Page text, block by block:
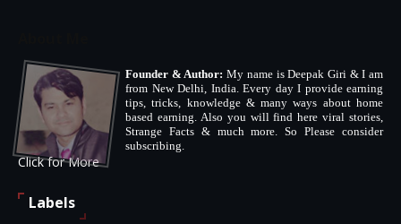
Founder & Author: My name is Deepak Giri & I am
from New Delhi, India. Every day I provide earning
tips, tricks, knowledge & many ways about home
based earning. Also you will find here viral stories,
Strange Facts & much more. So Please consider
subscribing.
Click for More
Labels